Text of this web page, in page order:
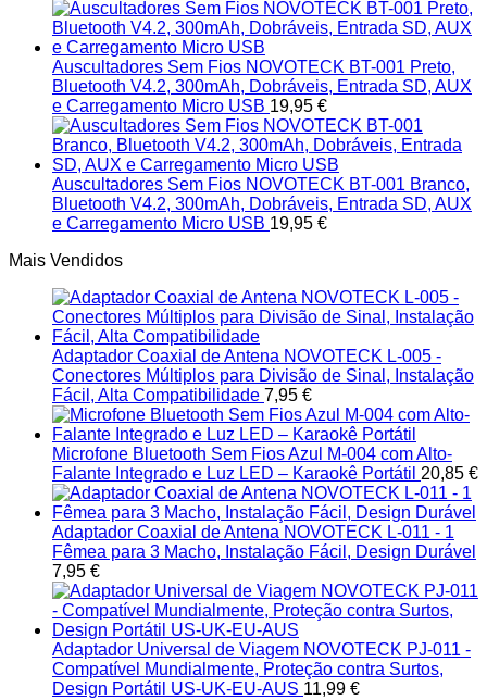
Auscultadores Sem Fios NOVOTECK BT-001 Preto,
Bluetooth V4.2, 300mAh, Dobráveis, Entrada SD, AUX
e Carregamento Micro USB 19,95 €
Auscultadores Sem Fios NOVOTECK BT-001 Branco,
Bluetooth V4.2, 300mAh, Dobráveis, Entrada SD, AUX
e Carregamento Micro USB 19,95 €
Mais Vendidos
Adaptador Coaxial de Antena NOVOTECK L-005 -
Conectores Múltiplos para Divisão de Sinal, Instalação
Fácil, Alta Compatibilidade 7,95 €
Microfone Bluetooth Sem Fios Azul M-004 com Alto-
Falante Integrado e Luz LED – Karaokê Portátil 20,85 €
Adaptador Coaxial de Antena NOVOTECK L-011 - 1
Fêmea para 3 Macho, Instalação Fácil, Design Durável
7,95 €
Adaptador Universal de Viagem NOVOTECK PJ-011 -
Compatível Mundialmente, Proteção contra Surtos,
Design Portátil US-UK-EU-AUS 11,99 €